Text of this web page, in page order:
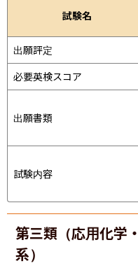
試験名
出願評定
必要英検スコア
出願書類
試験内容
第三類（応用化学
系）